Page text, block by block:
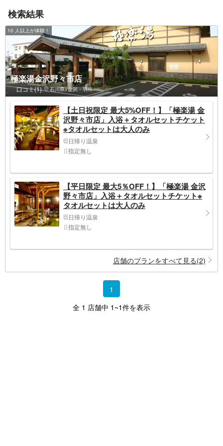
検索結果
10 人以上が体験！
極楽湯金沢野々市店
口コミ(1) 石川県>金沢・羽咋
【土日祝限定 最大5%OFF！】「極楽湯 金
沢野々市店」入浴＋タオルセットチケット
※タオルセットは大人のみ
日帰り温泉
指定無し
【平日限定 最大5％OFF！】「極楽湯 金沢
野々市店」入浴＋タオルセットチケット※
タオルセットは大人のみ
日帰り温泉
指定無し
店舗のプランをすべて見る(2)
1
全 1 店舗中 1~1件を表示